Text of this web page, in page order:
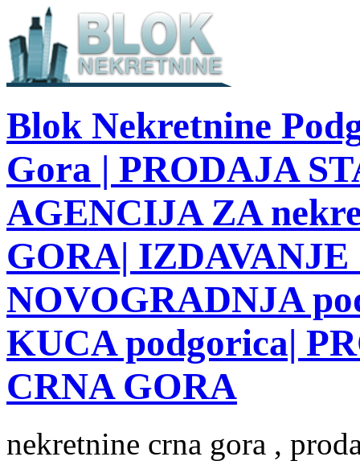
Blok Nekretnine
Gora | PRODAJA
AGENCIJA ZA
GORA| IZDAVANJE
NOVOGRADNJA
KUCA podgorica|
CRNA GORA
nekretnine crna gora ,